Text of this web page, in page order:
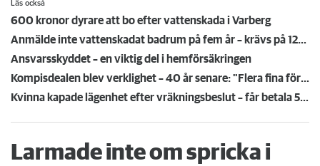
Läs också
600 kronor dyrare att bo efter vattenskada i Varberg
Anmälde inte vattenskadat badrum på fem år – krävs på 125 000 kronor
Ansvarsskyddet – en viktig del i hemförsäkringen
Kompisdealen blev verklighet – 40 år senare: "Flera fina fördelar med att dela bostad"
Kvinna kapade lägenhet efter vräkningsbeslut – får betala 50 000
Larmade inte om spricka i